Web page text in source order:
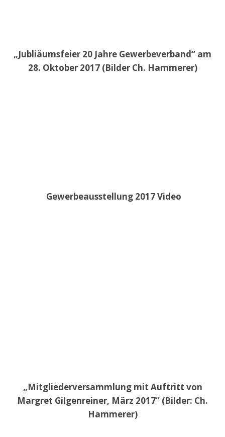
„Jubliäumsfeier 20 Jahre Gewerbeverband“ am
28. Oktober 2017 (Bilder Ch. Hammerer)
Gewerbeausstellung 2017 Video
„Mitgliederversammlung mit Auftritt von
Margret Gilgenreiner, März 2017“ (Bilder: Ch.
Hammerer)